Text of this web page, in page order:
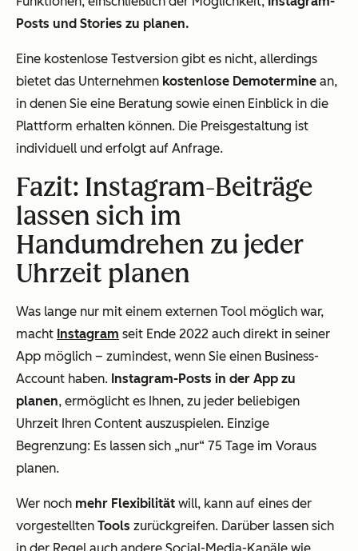
Posts und Stories zu planen.
Eine kostenlose Testversion gibt es nicht, allerdings
bietet das Unternehmen kostenlose Demotermine an,
in denen Sie eine Beratung sowie einen Einblick in die
Plattform erhalten können. Die Preisgestaltung ist
individuell und erfolgt auf Anfrage.
Fazit: Instagram-Beiträge
lassen sich im
Handumdrehen zu jeder
Uhrzeit planen
Was lange nur mit einem externen Tool möglich war,
macht Instagram seit Ende 2022 auch direkt in seiner
App möglich – zumindest, wenn Sie einen Business-
Account haben. Instagram-Posts in der App zu
planen, ermöglicht es Ihnen, zu jeder beliebigen
Uhrzeit Ihren Content auszuspielen. Einzige
Begrenzung: Es lassen sich „nur“ 75 Tage im Voraus
planen.
Wer noch mehr Flexibilität will, kann auf eines der
vorgestellten Tools zurückgreifen. Darüber lassen sich
in der Regel auch andere Social-Media-Kanäle wie